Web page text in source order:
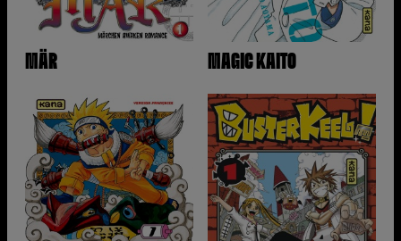
MÄR MAGIC KAITO